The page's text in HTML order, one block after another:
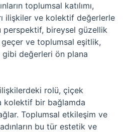
toplumsal katılımı,
ilişkiler ve kolektif değerlerle
perspektif, bireysel güzellik
geçer ve toplumsal eşitlik,
gibi değerleri ön plana
rolü, çiçek
kolektif bir bağlamda
Toplumsal etkileşim ve
bu tür estetik ve